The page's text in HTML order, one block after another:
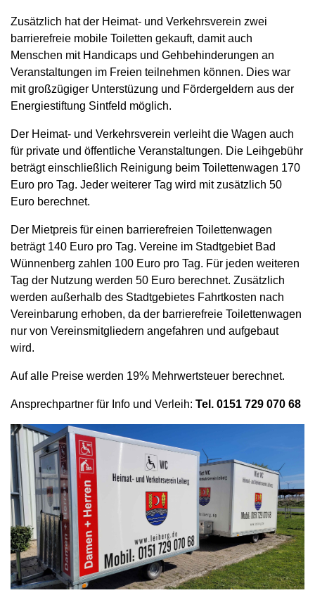
Zusätzlich hat der Heimat- und Verkehrsverein zwei
barrierefreie mobile Toiletten gekauft, damit auch
Menschen mit Handicaps und Gehbehinderungen an
Veranstaltungen im Freien teilnehmen können. Dies war
mit großzügiger Unterstüzung und Fördergeldern aus der
Energiestiftung Sintfeld möglich.
Der Heimat- und Verkehrsverein verleiht die Wagen auch
für private und öffentliche Veranstaltungen. Die Leihgebühr
beträgt einschließlich Reinigung beim Toilettenwagen 170
Euro pro Tag. Jeder weiterer Tag wird mit zusätzlich 50
Euro berechnet.
Der Mietpreis für einen barrierefreien Toilettenwagen
beträgt 140 Euro pro Tag. Vereine im Stadtgebiet Bad
Wünnenberg zahlen 100 Euro pro Tag. Für jeden weiteren
Tag der Nutzung werden 50 Euro berechnet. Zusätzlich
werden außerhalb des Stadtgebietes Fahrtkosten nach
Vereinbarung erhoben, da der barrierefreie Toilettenwagen
nur von Vereinsmitgliedern angefahren und aufgebaut
wird.
Auf alle Preise werden 19% Mehrwertsteuer berechnet.
Ansprechpartner für Info und Verleih: Tel. 0151 729 070 68